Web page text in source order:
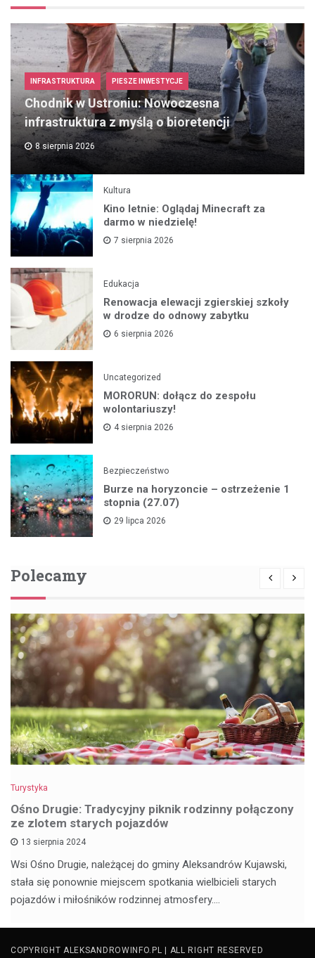
INFRASTRUKTURA PIESZE INWESTYCJE
Chodnik w Ustroniu: Nowoczesna
infrastruktura z myślą o bioretencji
8 sierpnia 2026
Kultura
Kino letnie: Oglądaj Minecraft za
darmo w niedzielę!
7 sierpnia 2026
Edukacja
Renowacja elewacji zgierskiej szkoły
w drodze do odnowy zabytku
6 sierpnia 2026
Uncategorized
MORORUN: dołącz do zespołu
wolontariuszy!
4 sierpnia 2026
Bezpieczeństwo
Burze na horyzoncie – ostrzeżenie 1
stopnia (27.07)
29 lipca 2026
Polecamy
Turystyka
Ośno Drugie: Tradycyjny piknik rodzinny połączony
ze zlotem starych pojazdów
13 sierpnia 2024
Wsi Ośno Drugie, należącej do gminy Aleksandrów Kujawski,
stała się ponownie miejscem spotkania wielbicieli starych
pojazdów i miłośników rodzinnej atmosfery.…
COPYRIGHT ALEKSANDROWINFO.PL | ALL RIGHT RESERVED